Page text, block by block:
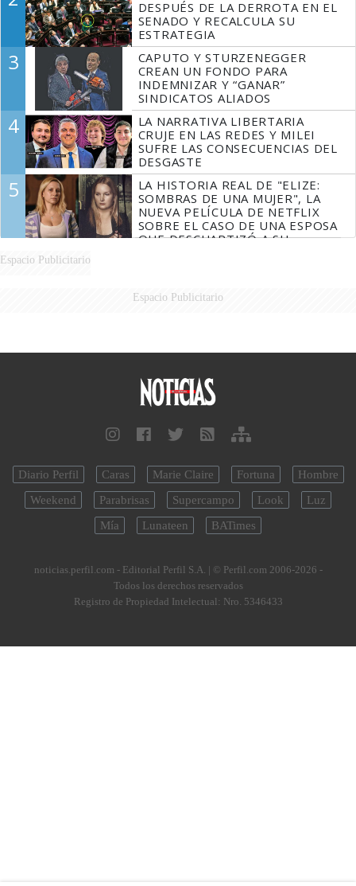
DESPUÉS DE LA DERROTA EN EL
SENADO Y RECALCULA SU
ESTRATEGIA
3
CAPUTO Y STURZENEGGER
CREAN UN FONDO PARA
INDEMNIZAR Y “GANAR”
SINDICATOS ALIADOS
4
LA NARRATIVA LIBERTARIA
CRUJE EN LAS REDES Y MILEI
SUFRE LAS CONSECUENCIAS DEL
DESGASTE
5
LA HISTORIA REAL DE "ELIZE:
SOMBRAS DE UNA MUJER", LA
NUEVA PELÍCULA DE NETFLIX
SOBRE EL CASO DE UNA ESPOSA
QUE DESCUARTIZÓ A SU
Espacio Publicitario
Espacio Publicitario
Diario Perfil Caras Marie Claire Fortuna
Hombre
Weekend
Parabrisas Supercampo Look
Luz
Mía
Lunateen BATimes
noticias.perfil.com - Editorial Perfil S.A. | © Perfil.com 2006-2026 -
Todos los derechos reservados
Registro de Propiedad Intelectual: Nro. 5346433